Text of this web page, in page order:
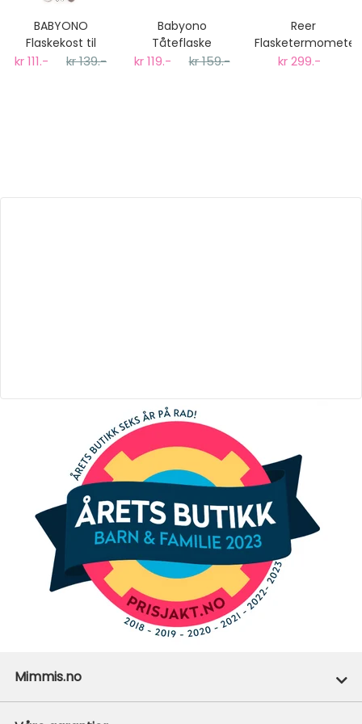
BABYONO
Flaskekost til
Tåteflasker og
kr 111.- kr 139.-
Babyono
Tåteflaske
Tørkestativ
kr 119.- kr 159.-
Reer
Flasketermometer
Digitalt
kr 299.-
Mimmis.no
Ofte stilte spørsmål